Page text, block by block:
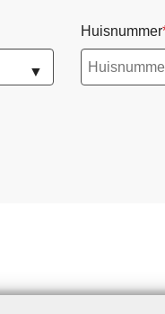
▼
Huisnummer